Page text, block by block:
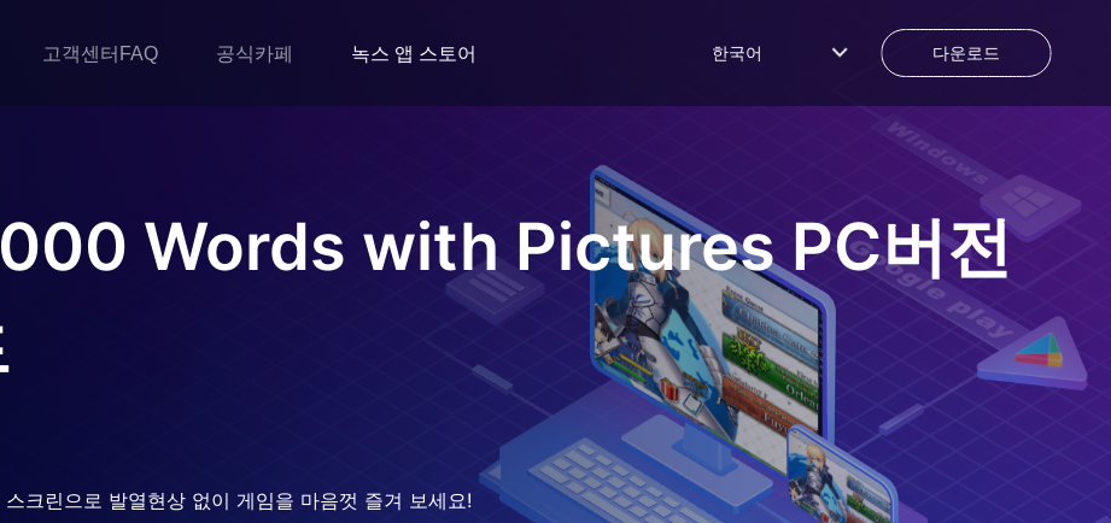
고객센터FAQ 공식카페 녹스 앱 스토어 한국어 다운로드
Words with PicturesPC버전
크린으로 발열현상 없이 게임을 마음껏 즐겨 보세요!